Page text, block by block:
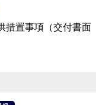
措置事項（交付書面